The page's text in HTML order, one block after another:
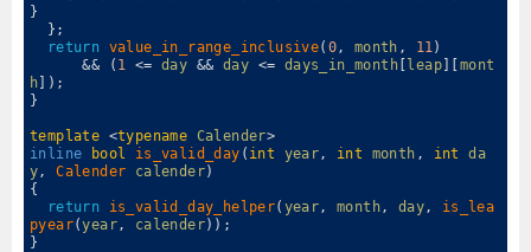
}
} ;
return
value_in_range_inclusive( 0, month , 11)
&&
( 1 <= day && day <= days_in_month[leap] [mont
h] ) ;
}
template <typename Calender>
inline
bool is_valid_day ( int year, int month , int
da
y, Calender calender)
{
return
is_valid_day_helper( year, month, day,
is_lea
pyear(year, calender) ) ;
}